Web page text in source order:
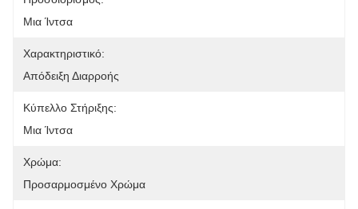
Μια Ίντσα
Χαρακτηριστικό:
Απόδειξη Διαρροής
Κύπελλο Στήριξης:
Μια Ίντσα
Χρώμα:
Προσαρμοσμένο Χρώμα